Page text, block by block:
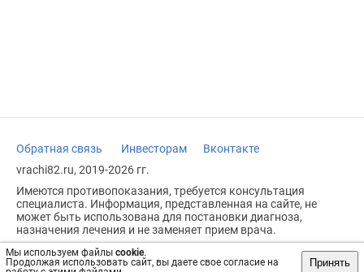
Мы используем файлы cookie.
Продолжая использовать сайт, вы даете свое согласие на
Принять
Обратная связь Инвесторам
Вконтакте
vrachi82.ru, 2019-2026 гг.
Имеются противопоказания, требуется консультация
специалиста. Информация, представленная на сайте, не
может быть использована для постановки диагноза,
назначения лечения и не заменяет прием врача.
Возрастное ограничение: 18+